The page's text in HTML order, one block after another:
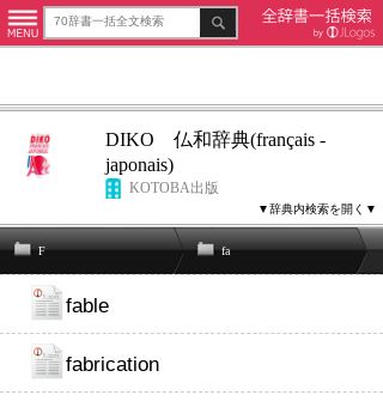
DIKO 仏和辞典(français -
japonais)
KOTOBA出版
▼辞典内検索を開く▼
F fa
fable
fabrication